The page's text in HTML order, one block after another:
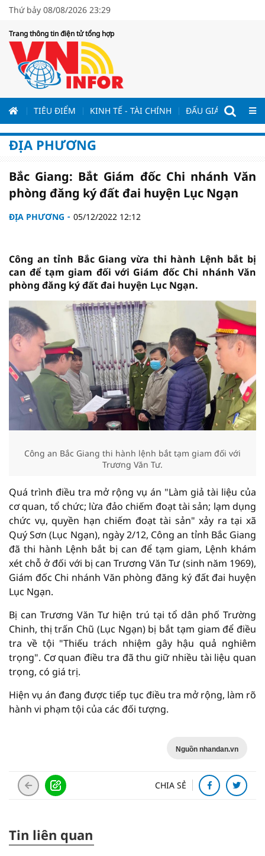
Thứ bảy 08/08/2026 23:29
Trang thông tin điện tử tổng hợp
TIÊU ĐIỂM KINH TẾ - TÀI CHÍNH ĐẤU GIÁ - ĐẤU
ĐỊA PHƯƠNG
Bắc Giang: Bắt Giám đốc Chi nhánh Văn
phòng đăng ký đất đai huyện Lục Ngạn
ĐỊA PHƯƠNG 05/12/2022 12:12
Công an tỉnh Bắc Giang vừa thi hành Lệnh bắt bị
can để tạm giam đối với Giám đốc Chi nhánh Văn
phòng đăng ký đất đai huyện Lục Ngạn.
Công an Bắc Giang thi hành lệnh bắt tạm giam đối với
Trương Văn Tư.
Quá trình điều tra mở rộng vụ án "Làm giả tài liệu của
cơ quan, tổ chức; lừa đảo chiếm đoạt tài sản; lạm dụng
chức vụ, quyền hạn chiếm đoạt tài sản" xảy ra tại xã
Quý Sơn (Lục Ngạn), ngày 2/12, Công an tỉnh Bắc Giang
đã thi hành Lệnh bắt bị can để tạm giam, Lệnh khám
xét chỗ ở đối với bị can Trương Văn Tư (sinh năm 1969),
Giám đốc Chi nhánh Văn phòng đăng ký đất đai huyện
Lục Ngạn.
Bị can Trương Văn Tư hiện trú tại tổ dân phố Trường
Chinh, thị trấn Chũ (Lục Ngạn) bị bắt tạm giam để điều
tra về tội "Thiếu trách nhiệm gây hậu quả nghiêm
trọng". Cơ quan điều tra đã thu giữ nhiều tài liệu quan
trọng, có giá trị.
Hiện vụ án đang được tiếp tục điều tra mở rộng, làm rõ
hành vi phạm tội của các đối tượng.
Nguồn nhandan.vn
CHIA SẺ
Tin liên quan